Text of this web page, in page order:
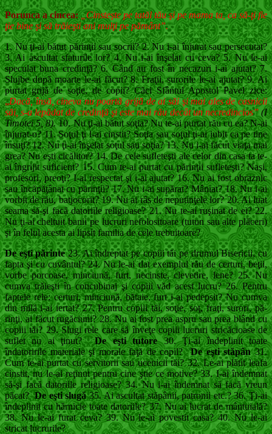
Porunca a cincea: „Cinsteşte pe tatăl tău şi pe mama ta, ca să-ţi fie
ţie bine şi să trăieşti ani mulţi pe pământ”.
1. Nu ţi-ai bătut părinţii sau socrii? 2. Nu i-ai înjurat sau persecutat?
3. Ai ascultat sfaturile lor? 4. Nu i-ai înşelat cu ceva? 5. Nu le-ai
speculat buna credinţă? 6. Când au fost în necazuri i-ai ajutat? 7.
Slujbe după moarte le-ai făcut? 8. Fraţii, surorile le-ai ajutat? 9. Ai
purtat grijă de soţie, de copii? Căci Sfântul Apostol Pavel zice:
„Dacă, însă, cineva nu poartă grijă de ai săi şi mai ales de casnicii
săi, s-a lepădat de credinţă şi este mai rău decât un necredincios” (I
Timotei 5, 8).10. Nu ţi-ai bătut soţia? Nu te-ai purtat rău cu ea? N-ai
înjurat-o? 11. Soţul ţi l-ai cinstit? Soţia sau soţul ţi-ai iubit ca pe tine
însuţi? 12. Nu ţi-ai înşelat soţul sau soţia? 13. Nu i-ai făcut viaţa mai
grea? Nu eşti cicăli­tor? 14. De cele sufleteşti ale celor din casa ta te-
ai îngrijit suficient? 15. Cum te-ai purtat cu părinţii sufleteşti? Naşi,
profesori, preoţi? I-ai respectat şi i-ai ajutat? 16. Nu ai fost obraznic
sau încăpăţânat cu pă­rinţii? 17. Nu i-ai supărat? Mâniat? 18. Nu i-ai
vorbit de rău, batjocorit? 19. Nu ai râs de neputinţele lor? 20. Ai luat
seama să-şi facă datoriile religioase? 21. Nu te-ai ruşinat de ei? 22.
Nu ţi-ai cheltuit banii pe lucruri nefolositoa­re (tutun sau alte plăceri)
şi în felul acesta ai lipsit familia de cele trebuitoare?
De eşti părinte23. Ai îndreptat pe copiii tăi pe drumul Bisericii, cu
fapta şi cu cuvântul? 24. Nu le-ai dat exemplul rău de certuri, beţii,
vorbe porcoase, minciună, furt, necinste, cleve­tire, lene? 25. Nu
cumva trăieşti în concubinaj şi copiii văd acest lucru? 26. Pentru
faptele rele: certuri, minciună, băta­ie, furt i-ai pedepsit? Nu cumva
din milă i-ai ier­tat? 27. Pentru copiii tăi, soţie, soţ, fraţi, surori, pă­
rinţi, ai făcut rugăciuni? 28. Nu ai fost prea aspru sau prea blând cu
copiii tăi? 29. Slugi rele care să înveţe copiii lucruri strică­cioase de
suflet nu ai ţinut?De eşti tutore30. Ţi-ai îndeplinit toate
îndatoririle materiale şi morale faţă de copil?De eşti stăpân31.
Cum te-ai purtat cu servitorii sau ucenicii tăi? 32. Le-ai plătit leafa
cinstit, nu le-ai reţinut pen­tru cine ştie ce motive? 33. I-ai îndemnat
să-şi facă datoriile religioase? 34. Nu i-ai îndemnat să facă vreun
păcat?De eşti slugă35. Ai ascultat stăpânii, patronii etc.? 36. Ţi-ai
îndeplinit cu hărnicie toate datoriile? 37. Nu ai lucrat de mântuială?
38. Nu le-ai furat ceva? 39. Nu le-ai povestit casa? 40. Nu le-ai
stricat lucrurile?